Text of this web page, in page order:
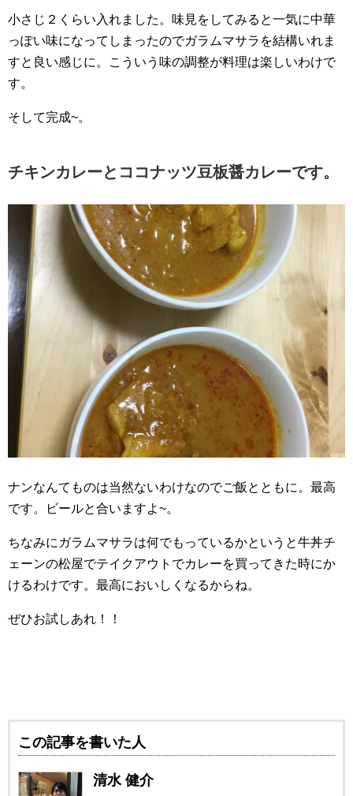
小さじ２くらい入れました。味見をしてみると一気に中華
っぽい味になってしまったのでガラムマサラを結構いれま
すと良い感じに。こういう味の調整が料理は楽しいわけで
す。
そして完成~。
チキンカレーとココナッツ豆板醤カレーです。
ナンなんてものは当然ないわけなのでご飯とともに。最高
です。ビールと合いますよ~。
ちなみにガラムマサラは何でもっているかというと牛丼チ
ェーンの松屋でテイクアウトでカレーを買ってきた時にか
けるわけです。最高においしくなるからね。
ぜひお試しあれ！！
この記事を書いた人
清水 健介